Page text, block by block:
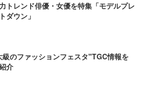
トレンド俳優・女優を特集「モデルプレ
ダウン」
のファッションフェスタ"TGC情報を
介